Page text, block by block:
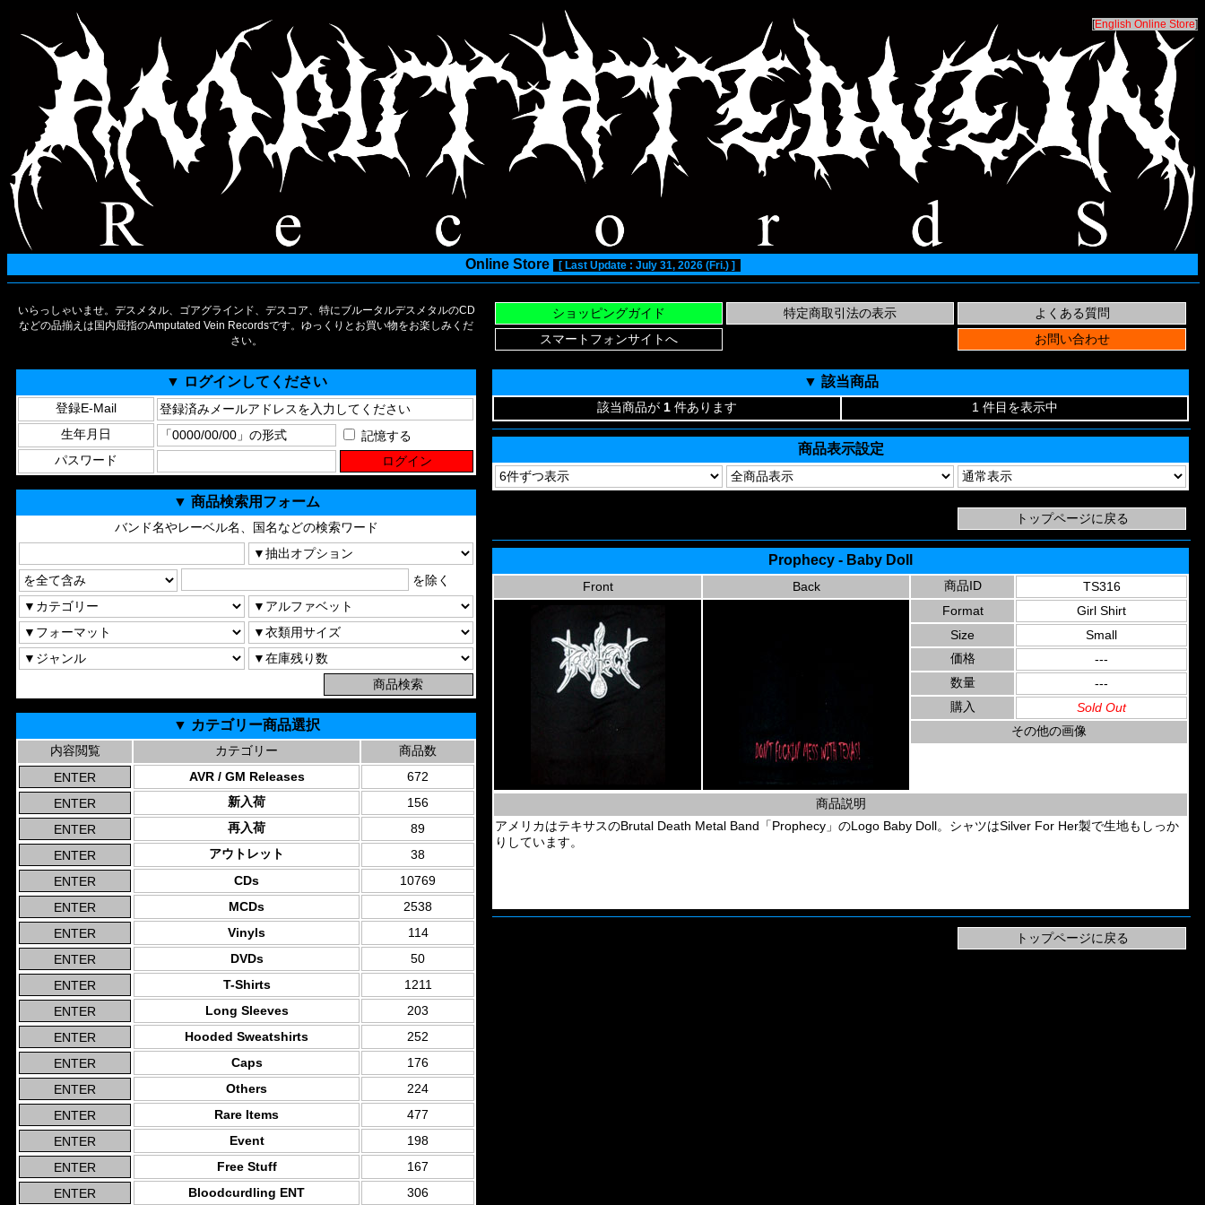
[English Online Store]
Online Store [ Last Update : July 31, 2026 (Fri.) ]
いらっしゃいませ。デスメタル、ゴアグラインド、デスコア、特にブルータルデスメタルのCD
などの品揃えは国内屈指のAmputated Vein Recordsです。ゆっくりとお買い物をお楽しみくだ
さい。
▼ ログインしてください
登録E-Mail
生年月日
記憶する
パスワード
▼ 商品検索用フォーム
バンド名やレーベル名、国名などの検索ワード
を除く
▼ カテゴリー商品選択
内容閲覧 カテゴリー
商品数
AVR / GM Releases
672
新入荷
156
再入荷
89
アウトレット
38
CDs
10769
MCDs
2538
Vinyls
114
DVDs
50
T-Shirts
1211
Long Sleeves
203
Hooded Sweatshirts
252
Caps
176
Others
224
Rare Items
477
Event
198
Free Stuff
167
Bloodcurdling ENT
306
▼ 該当商品
該当商品が 1 件あります 1 件目を表示中
商品表示設定
Prophecy - Baby Doll
Front Back 商品ID
TS316
Format
Girl Shirt
Size
Small
価格
---
数量
---
購入
Sold Out
その他の画像
商品説明
アメリカはテキサスのBrutal Death Metal Band「Prophecy」のLogo Baby Doll。シャツはSilver For Her製で生地もしっか
りしています。